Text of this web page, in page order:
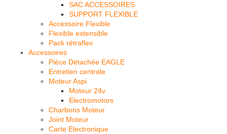
SAC ACCESSOIRES
SUPPORT FLEXIBLE
Accessoire Flexible
Flexible extensible
Pack rétraflex
Accessoires
Pièce Détachée EAGLE
Entretien centrale
Moteur Aspi
Moteur 24v
Electromotors
Charbons Moteur
Joint Moteur
Carte Electronique